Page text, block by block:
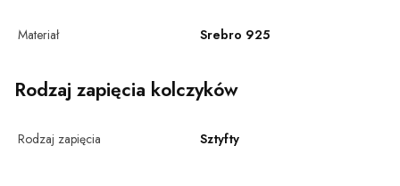
Materiał Srebro 925
Rodzaj zapięcia kolczyków
Rodzaj zapięcia Sztyfty